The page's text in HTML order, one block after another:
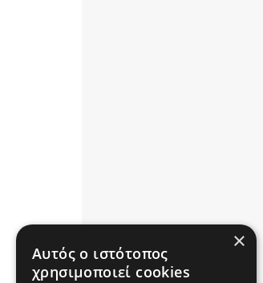
×
Αυτός ο ιστότοπος
χρησιμοποιεί cookies